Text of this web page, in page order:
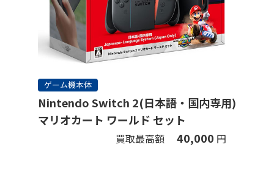
ゲーム機本体
Nintendo Switch 2(日本語・国内専用)
マリオカート ワールド セット
買取最高額 40,000 円